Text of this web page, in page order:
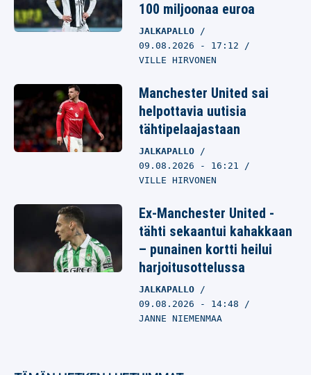
100 miljoonaa euroa
JALKAPALLO
09.08.2026 - 17:12
VILLE HIRVONEN
Manchester United sai
helpottavia uutisia
tähtipelaajastaan
JALKAPALLO
09.08.2026 - 16:21
VILLE HIRVONEN
Ex-Manchester United -
tähti sekaantui kahakkaan
– punainen kortti heilui
harjoitusottelussa
JALKAPALLO
09.08.2026 - 14:48
JANNE NIEMENMAA